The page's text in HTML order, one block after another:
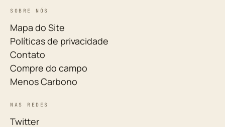
SOBRE NÓS
Mapa do Site
Políticas de privacidade
Contato
Compre do campo
Menos Carbono
NAS REDES
Twitter